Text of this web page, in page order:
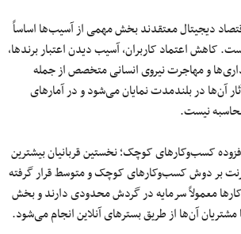
دیجیتال معتقدند بخش مهمی از آسیب‌ها اساساً
کاهش اعتماد کاربران، آسیب دیدن اعتبار برندها،
و مهاجرت نیروی انسانی متخصص از جمله
آن‌ها در بلندمدت نمایان می‌شود و در آمارهای
نیست.
کسب‌وکارهای کوچک؛ نخستین قربانیان بیشترین
بر دوش کسب‌وکارهای کوچک و متوسط قرار گرفته
معمولاً سرمایه در گردش محدودی دارند و بخش
آن‌ها از طریق بسترهای آنلاین انجام می‌شود.